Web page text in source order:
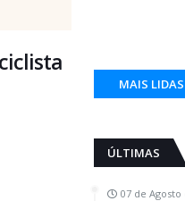
MAIS
ÚLTIMAS
07 de Agosto